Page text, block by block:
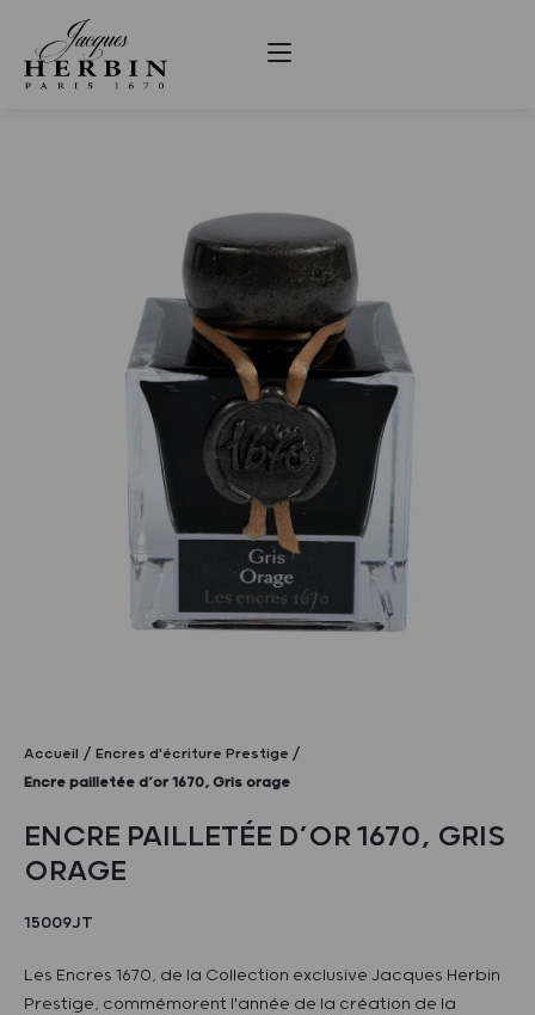
Accueil
Encres d'écriture Prestige
Encre pailletée d’or 1670, Gris orage
ENCRE PAILLETÉE D’OR 1670, GRIS
ORAGE
15009JT
Les Encres 1670, de la Collection exclusive Jacques Herbin
Prestige, commémorent l'année de la création de la